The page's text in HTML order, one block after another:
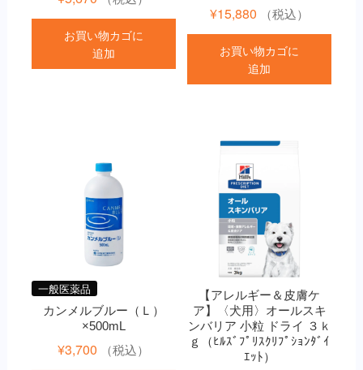
お買い物カゴに
追加
¥15,880 （税込）
お買い物カゴに
追加
一般医薬品
カンメルブルー（Ｌ）
×500mL
¥3,700 （税込）
【アレルギー＆皮膚ケ
ア】〈犬用〉オールスキ
ンバリア 小粒 ドライ ３ｋ
ｇ（ﾋﾙｽﾞﾌﾟﾘｽｸﾘﾌﾟｼｮﾝﾀﾞｲ
ｴｯﾄ）